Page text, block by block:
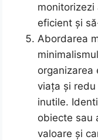
eficient și
Abordarea
organizarea
viața și
inutile.
obiecte sau
valoare și